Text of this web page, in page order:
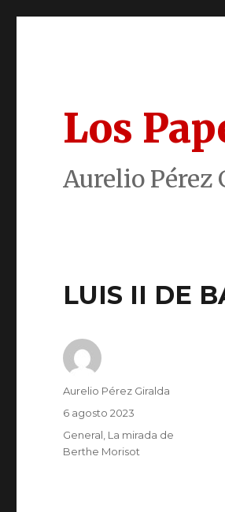
Los
Aurelio Pérez
LUIS II DE
Autor
Aurelio Pérez Giralda
Publicado
6 agosto 2023
Categorías
General La mirada de
Berthe Morisot